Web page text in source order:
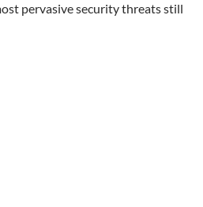
pervasive security threats still